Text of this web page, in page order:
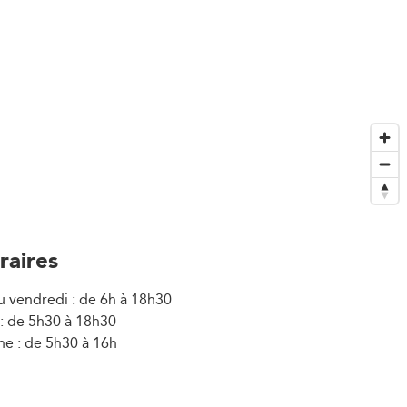
vendredi : de 6h à 18h30
de 5h30 à 18h30
: de 5h30 à 16h